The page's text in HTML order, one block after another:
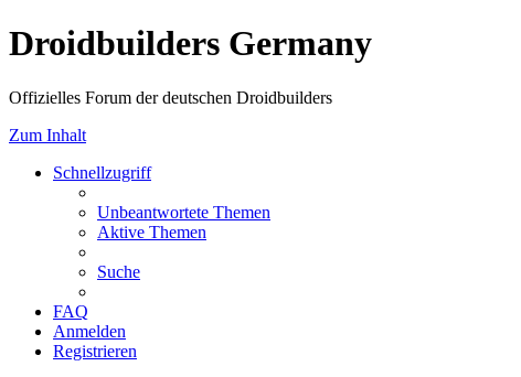
Droidbuilders Germany
Offizielles Forum der deutschen Droidbuilders
Zum Inhalt
Schnellzugriff
Unbeantwortete Themen
Aktive Themen
Suche
FAQ
Anmelden
Registrieren